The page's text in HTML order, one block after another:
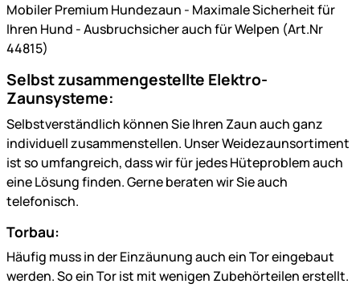
Mobiler Premium Hundezaun - Maximale Sicherheit für
Ihren Hund - Ausbruchsicher auch für Welpen (Art.Nr
44815)
Selbst zusammengestellte Elektro-
Zaunsysteme:
Selbstverständlich können Sie Ihren Zaun auch ganz
individuell zusammenstellen. Unser Weidezaunsortiment
ist so umfangreich, dass wir für jedes Hüteproblem auch
eine Lösung finden. Gerne beraten wir Sie auch
telefonisch.
Torbau:
Häufig muss in der Einzäunung auch ein Tor eingebaut
werden. So ein Tor ist mit wenigen Zubehörteilen erstellt.